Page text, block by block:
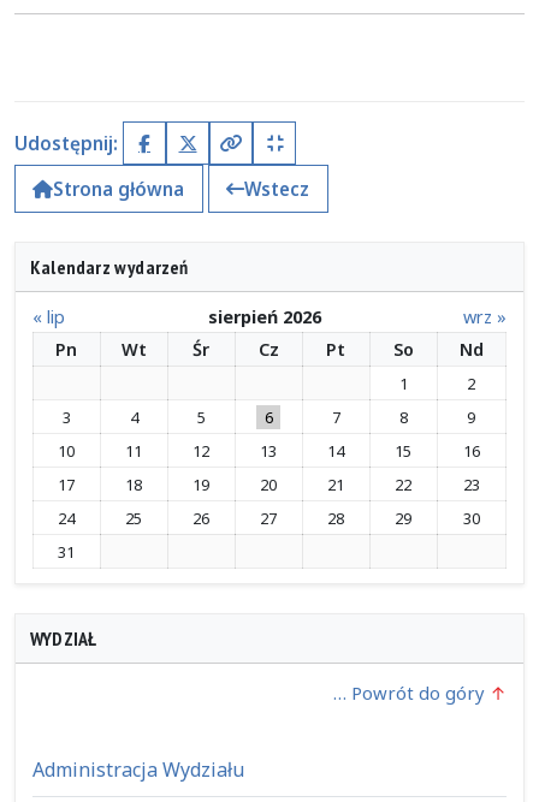
Udostępnij: FacebookX (Twitter)
Kopiuj pełny link
Kopiuj krótki link
Strona główna
Wstecz
Kalendarz wydarzeń
« lip sierpień 2026
wrz »
Pn
Wt Śr Cz Pt So Nd
1
2
3
4 5 6 7 8
9
10
11 12 13 14 15
16
17
18 19 20 21 22
23
24
25 26 27 28 29
30
31
WYDZIAŁ
… Powrót do góry
Administracja Wydziału